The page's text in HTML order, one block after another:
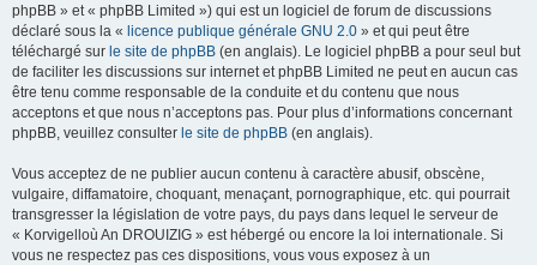
phpBB » et « phpBB Limited ») qui est un logiciel de forum de discussions
déclaré sous la « licence publique générale GNU 2.0 » et qui peut être
téléchargé sur le site de phpBB (en anglais). Le logiciel phpBB a pour seul but
de faciliter les discussions sur internet et phpBB Limited ne peut en aucun cas
être tenu comme responsable de la conduite et du contenu que nous
acceptons et que nous n’acceptons pas. Pour plus d’informations concernant
phpBB, veuillez consulter le site de phpBB (en anglais).
Vous acceptez de ne publier aucun contenu à caractère abusif, obscène,
vulgaire, diffamatoire, choquant, menaçant, pornographique, etc. qui pourrait
transgresser la législation de votre pays, du pays dans lequel le serveur de
« Korvigelloù An DROUIZIG » est hébergé ou encore la loi internationale. Si
vous ne respectez pas ces dispositions, vous vous exposez à un